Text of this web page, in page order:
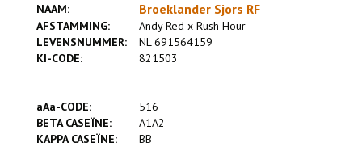
NAAM: Broeklander Sjors RF
AFSTAMMING:
Andy Red x Rush Hour
LEVENSNUMMER:
NL 691564159
KI-CODE:
821503
aAa-CODE:
516
BETA CASEÏNE:
A1A2
KAPPA CASEÏNE:
BB